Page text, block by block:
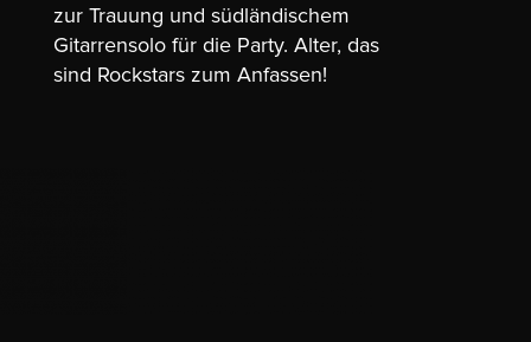
zur Trauung und südländischem
Gitarrensolo für die Party. Alter, das
sind Rockstars zum Anfassen!